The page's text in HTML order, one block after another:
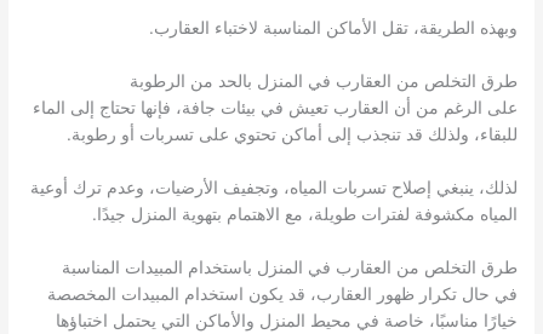
وبهذه الطريقة، تقل الأماكن المناسبة لاختباء العقارب.
طرق التخلص من العقارب في المنزل بالحد من الرطوبة
على الرغم من أن العقارب تعيش في بيئات جافة، فإنها تحتاج إلى الماء
للبقاء، ولذلك قد تنجذب إلى أماكن تحتوي على تسربات أو رطوبة.
لذلك، ينبغي إصلاح تسربات المياه، وتجفيف الأرضيات، وعدم ترك أوعية
المياه مكشوفة لفترات طويلة، مع الاهتمام بتهوية المنزل جيدًا.
طرق التخلص من العقارب في المنزل باستخدام المبيدات المناسبة
في حال تكرار ظهور العقارب، قد يكون استخدام المبيدات المخصصة
خيارًا مناسبًا، خاصة في محيط المنزل والأماكن التي يحتمل اختباؤها